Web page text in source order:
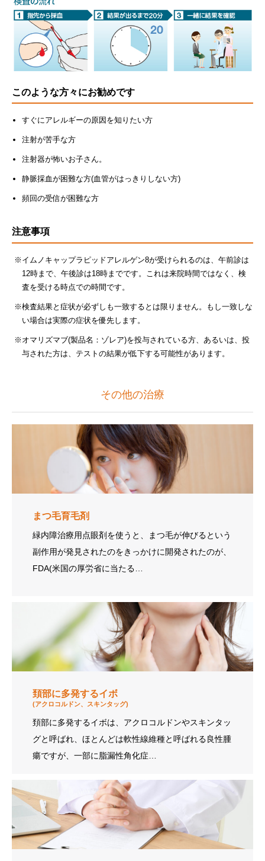
このような方々にお勧めです
すぐにアレルギーの原因を知りたい方
注射が苦手な方
注射器が怖いお子さん。
静脈採血が困難な方(血管がはっきりしない方)
頻回の受信が困難な方
注意事項
イムノキャップラピッドアレルゲン8が受けられるのは、午前診は
12時まで、午後診は18時までです。これは来院時間ではなく、検
査を受ける時点での時間です。
検査結果と症状が必ずしも一致するとは限りません。もし一致しな
い場合は実際の症状を優先します。
オマリズマブ(製品名：ゾレア)を投与されている方、あるいは、投
与された方は、テストの結果が低下する可能性があります。
その他の治療
まつ毛育毛剤
緑内障治療用点眼剤を使うと、まつ毛が伸びるという
副作用が発見されたのをきっかけに開発されたのが、
FDA(米国の厚労省に当たる…
頚部に多発するイボ
(アクロコルドン、スキンタッグ)
頚部に多発するイボは、アクロコルドンやスキンタッ
グと呼ばれ、ほとんどは軟性線維種と呼ばれる良性腫
瘍ですが、一部に脂漏性角化症…